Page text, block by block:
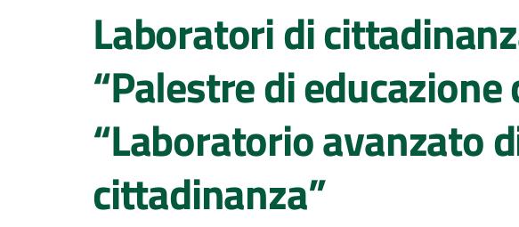
Laboratori di
“Palestre di educazione
“Laboratorio avanzato
cittadinanza”